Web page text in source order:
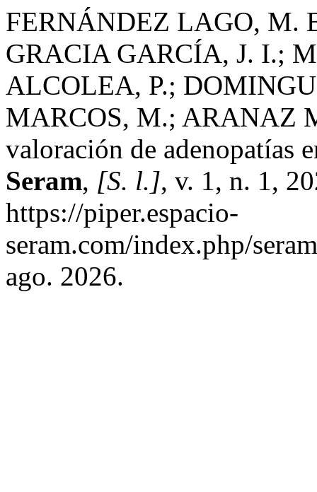
FERNÁNDEZ LAGO, M.
GRACIA GARCÍA, J. I.;
ALCOLEA, P.;
MARCOS, M.; ARANAZ
valoración de adenopatías
Seram, [S. l.], v. 1, n. 1,
https://piper.espacio-
seram.com/index.php/
ago. 2026.